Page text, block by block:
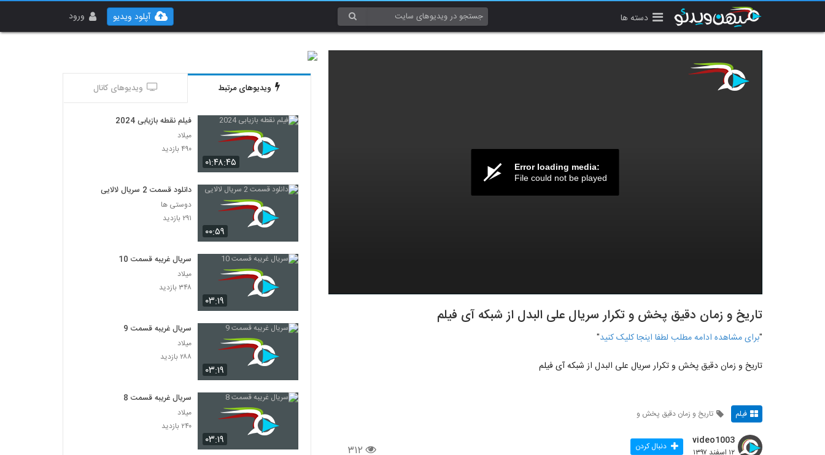
دسته ها ورود آپلود ویدیو
Error loading media:
File could not be played
تاریخ و زمان دقیق پخش و تکرار سریال علی البدل از شبکه آی فیلم
"برای مشاهده ادامه مطلب لطفا اینجا کلیک کنید"
تاریخ و زمان دقیق پخش و تکرار سریال علی البدل از شبکه آی فیلم
فیلم تاریخ و زمان دقیق پخش و
۳۱۲
video1003
۱۲ اسفند ۱۳۹۷ دنبال کردن
ویدیوهای مرتبط ویدیوهای کانال
۰۱:۴۸:۴۵
فیلم نقطه بازیابی 2024
میلاد
۴۹۰ بازدید
۰۰:۵۹
دانلود قسمت 2 سریال لالایی
دوستی ها
۲۹۱ بازدید
۰۳:۱۹
سریال غریبه قسمت 10
میلاد
۳۴۸ بازدید
۰۳:۱۹
سریال غریبه قسمت 9
میلاد
۲۸۸ بازدید
۰۳:۱۹
سریال غریبه قسمت 8
میلاد
۲۴۰ بازدید